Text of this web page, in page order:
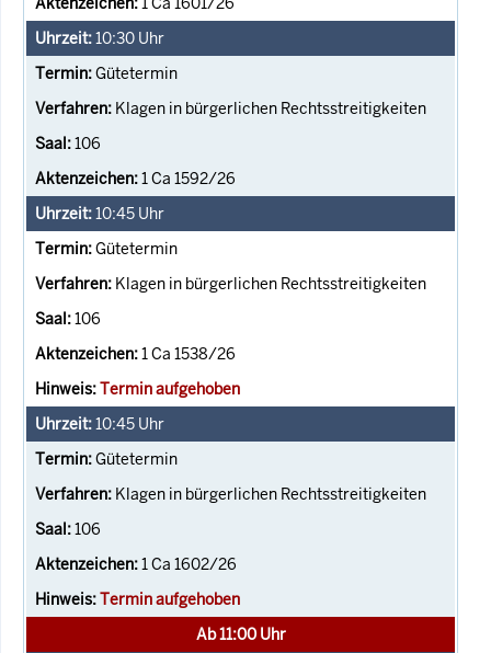
10:30 Uhr
Gütetermin
Klagen in bürgerlichen Rechtsstreitigkeiten
106
1 Ca 1592/26
10:45 Uhr
Gütetermin
Klagen in bürgerlichen Rechtsstreitigkeiten
106
1 Ca 1538/26
Termin aufgehoben
10:45 Uhr
Gütetermin
Klagen in bürgerlichen Rechtsstreitigkeiten
106
1 Ca 1602/26
Termin aufgehoben
Ab 11:00 Uhr